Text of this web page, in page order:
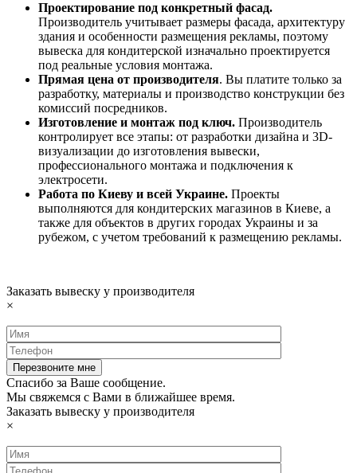
Проектирование под конкретный фасад.
Производитель учитывает размеры фасада, архитектуру
здания и особенности размещения рекламы, поэтому
вывеска для кондитерской изначально проектируется
под реальные условия монтажа.
Прямая цена от производителя. Вы платите только за
разработку, материалы и производство конструкции без
комиссий посредников.
Изготовление и монтаж под ключ. Производитель
контролирует все этапы: от разработки дизайна и 3D-
визуализации до изготовления вывески,
профессионального монтажа и подключения к
электросети.
Работа по Киеву и всей Украине. Проекты
выполняются для кондитерских магазинов в Киеве, а
также для объектов в других городах Украины и за
рубежом, с учетом требований к размещению рекламы.
Заказать вывеску у производителя
×
Спасибо за Ваше сообщение.
Мы свяжемся с Вами в ближайшее время.
Заказать вывеску у производителя
×